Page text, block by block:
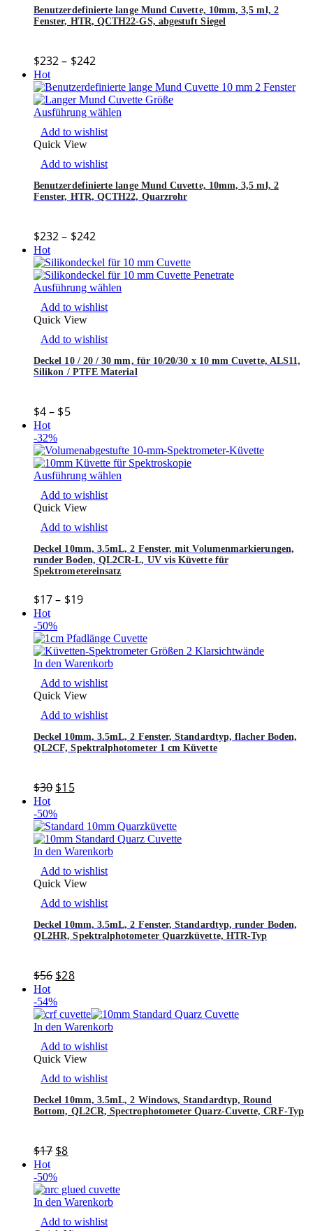
Benutzerdefinierte lange Mund Cuvette, 10mm, 3,5 ml, 2
Fenster, HTR, QCTH22-GS, abgestuft Siegel
$232– $242
Hot
Ausführung wählen
Add to wishlist
Quick View
Add to wishlist
Benutzerdefinierte lange Mund Cuvette, 10mm, 3,5 ml, 2
Fenster, HTR, QCTH22, Quarzrohr
$232– $242
Hot
Ausführung wählen
Add to wishlist
Quick View
Add to wishlist
Deckel 10 / 20 / 30 mm, für 10/20/30 x 10 mm Cuvette, ALS11,
Silikon / PTFE Material
$4– $5
Hot
-32%
Ausführung wählen
Add to wishlist
Quick View
Add to wishlist
Deckel 10mm, 3.5mL, 2 Fenster, mit Volumenmarkierungen,
runder Boden, QL2CR-L, UV vis Küvette für
Spektrometereinsatz
$17– $19
Hot
-50%
In den Warenkorb
Add to wishlist
Quick View
Add to wishlist
Deckel 10mm, 3.5mL, 2 Fenster, Standardtyp, flacher Boden,
QL2CF, Spektralphotometer 1 cm Küvette
$30 $15
Hot
-50%
In den Warenkorb
Add to wishlist
Quick View
Add to wishlist
Deckel 10mm, 3.5mL, 2 Fenster, Standardtyp, runder Boden,
QL2HR, Spektralphotometer Quarzküvette, HTR-Typ
$56 $28
Hot
-54%
In den Warenkorb
Add to wishlist
Quick View
Add to wishlist
Deckel 10mm, 3.5mL, 2 Windows, Standardtyp, Round
Bottom, QL2CR, Spectrophotometer Quarz-Cuvette, CRF-Typ
$17 $8
Hot
-50%
In den Warenkorb
Add to wishlist